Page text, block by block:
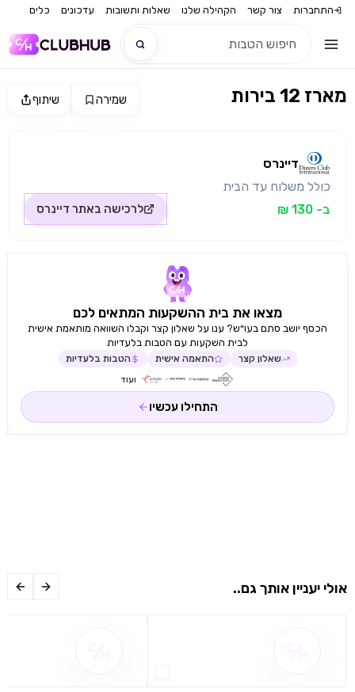
התחברות צור קשר הקהילה שלנו שאלות ותשובות עדכונים כלים
שיתוף שמירה מארז 12 בירות
דיינרס
כולל משלוח עד הבית
ב- 130 ₪
לרכישה באתר דיינרס
מצאו את בית ההשקעות המתאים לכם
הכסף יושב סתם בעו״ש? ענו על שאלון קצר וקבלו השוואה מותאמת אישית
לבית השקעות עם הטבות בלעדיות
שאלון קצר התאמה אישית הטבות בלעדיות
ועוד
התחילו עכשיו
אולי יעניין אותך גם..